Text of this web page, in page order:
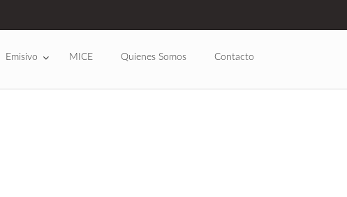
Emisivo MICE Quienes Somos Contacto